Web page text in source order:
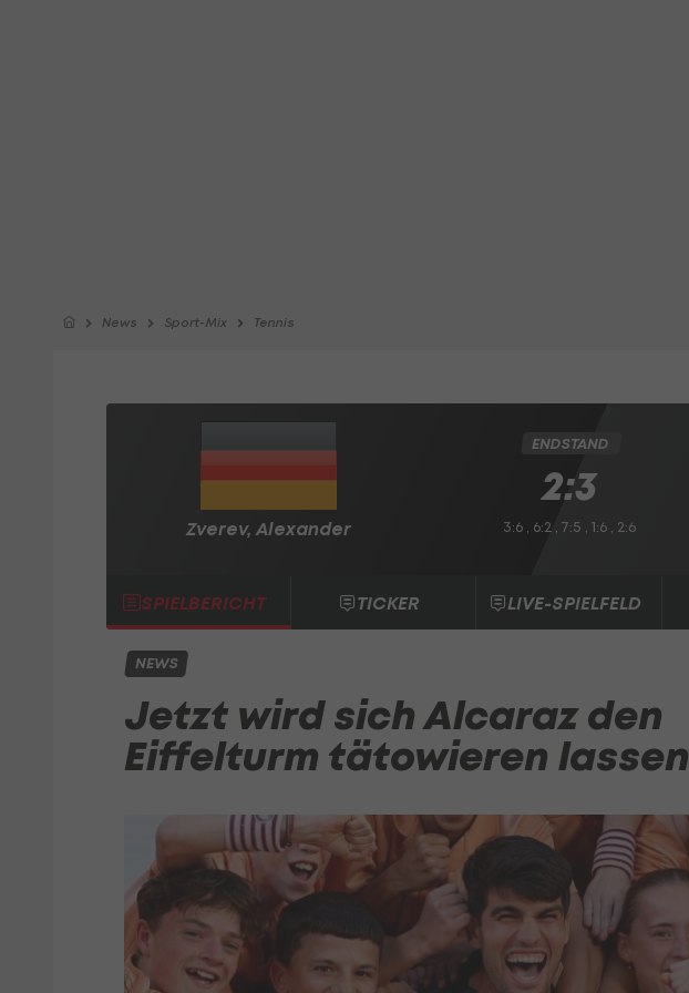
News Sport-Mix Tennis
Zverev, Alexander
ENDSTAND
2:3
3:6 , 6:2 , 7:5 , 1:6 , 2:6
SPIELBERICHT TICKER LIVE-SPIELFELD
NEWS
Jetzt wird sich Alcaraz den
Eiffelturm tätowieren lassen